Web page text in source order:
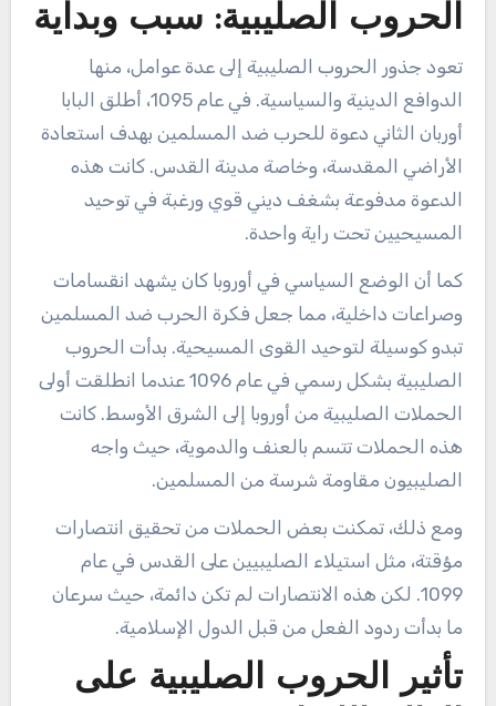
الحروب الصليبية: سبب وبداية
تعود جذور الحروب الصليبية إلى عدة عوامل، منها
الدوافع الدينية والسياسية. في عام 1095، أطلق البابا
أوربان الثاني دعوة للحرب ضد المسلمين بهدف استعادة
الأراضي المقدسة، وخاصة مدينة القدس. كانت هذه
الدعوة مدفوعة بشغف ديني قوي ورغبة في توحيد
المسيحيين تحت راية واحدة.
كما أن الوضع السياسي في أوروبا كان يشهد انقسامات
وصراعات داخلية، مما جعل فكرة الحرب ضد المسلمين
تبدو كوسيلة لتوحيد القوى المسيحية. بدأت الحروب
الصليبية بشكل رسمي في عام 1096 عندما انطلقت أولى
الحملات الصليبية من أوروبا إلى الشرق الأوسط. كانت
هذه الحملات تتسم بالعنف والدموية، حيث واجه
الصليبيون مقاومة شرسة من المسلمين.
ومع ذلك، تمكنت بعض الحملات من تحقيق انتصارات
مؤقتة، مثل استيلاء الصليبيين على القدس في عام
1099. لكن هذه الانتصارات لم تكن دائمة، حيث سرعان
ما بدأت ردود الفعل من قبل الدول الإسلامية.
تأثير الحروب الصليبية على